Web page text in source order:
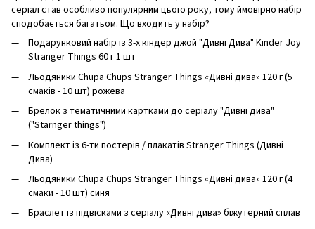
серіал став особливо популярним цього року, тому ймовірно набір
сподобається багатьом. Що входить у набір?
Подарунковий набір із 3-х кіндер джой "Дивні Дива" Kinder Joy
Stranger Things 60 г 1 шт
Льодяники Chupa Chups Stranger Things «Дивні дива» 120 г (5
смаків - 10 шт) рожева
Брелок з тематичними картками до серіалу "Дивні дива"
("Starnger things")
Комплект із 6-ти постерів / плакатів Stranger Things (Дивні
Дива)
Льодяники Chupa Chups Stranger Things «Дивні дива» 120 г (4
смаки - 10 шт) синя
Браслет із підвісками з серіалу «Дивні дива» біжутерний сплав